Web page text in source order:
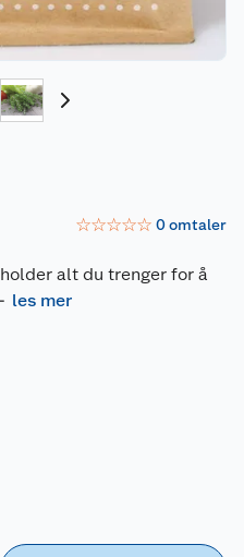
☆☆☆☆☆ 0omtaler
alt du trenger for å
- les mer